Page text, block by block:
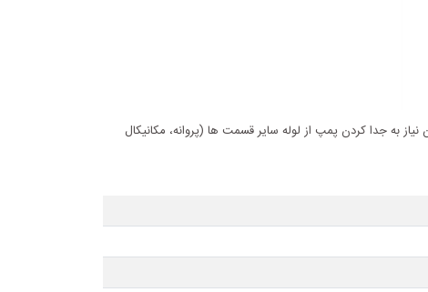
به جدا کردن پمپ از لوله سایر قسمت ها (پروانه، مکانیکال